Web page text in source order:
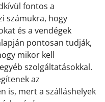
fontos a
számukra, hogy
és a vendégek
pontosan tudják,
mikor kell
szolgáltatásokkal.
az
is, mert a szálláshelyek